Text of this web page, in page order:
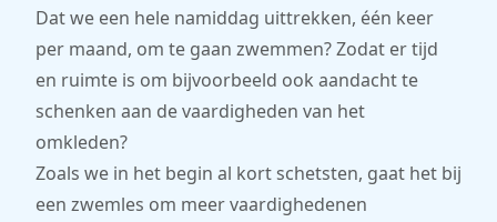
Dat we een hele namiddag uittrekken, één keer
per maand, om te gaan zwemmen? Zodat er tijd
en ruimte is om bijvoorbeeld ook aandacht te
schenken aan de vaardigheden van het
omkleden?
Zoals we in het begin al kort schetsten, gaat het bij
een zwemles om meer vaardighedenen